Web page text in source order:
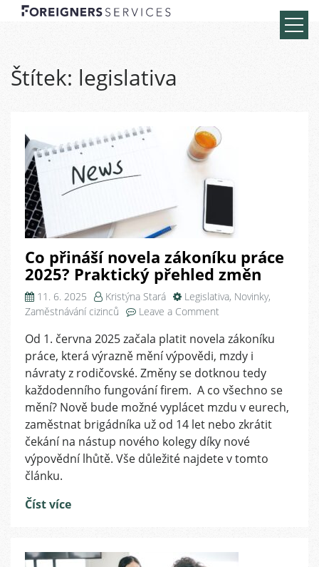
Štítek: legislativa
Co přináší novela zákoníku práce
2025? Praktický přehled změn
11. 6. 2025 Kristýna Stará Legislativa, Novinky,
Zaměstnávání cizinců
Leave a Comment
přináší
novela
zákoníku
práce
2025?
Praktický
přehled
změn
Od 1. června 2025 začala platit novela zákoníku
práce, která výrazně mění výpovědi, mzdy i
návraty z rodičovské. Změny se dotknou tedy
každodenního fungování firem. A co všechno se
mění? Nově bude možné vyplácet mzdu v eurech,
zaměstnat brigádníka už od 14 let nebo zkrátit
čekání na nástup nového kolegy díky nové
výpovědní lhůtě. Vše důležité najdete v tomto
článku.
Číst více